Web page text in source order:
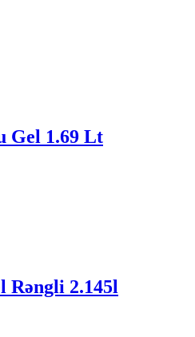
Gel 1.69 Lt
Rəngli 2.145l